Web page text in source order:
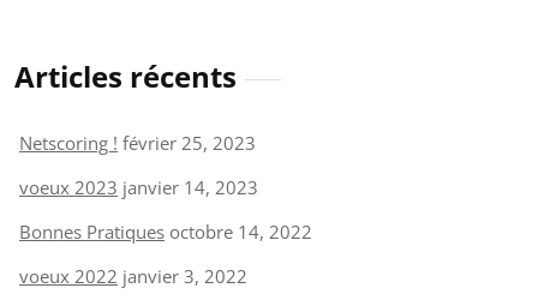
Articles récents
Netscoring ! février 25, 2023
voeux 2023 janvier 14, 2023
Bonnes Pratiques octobre 14, 2022
voeux 2022 janvier 3, 2022